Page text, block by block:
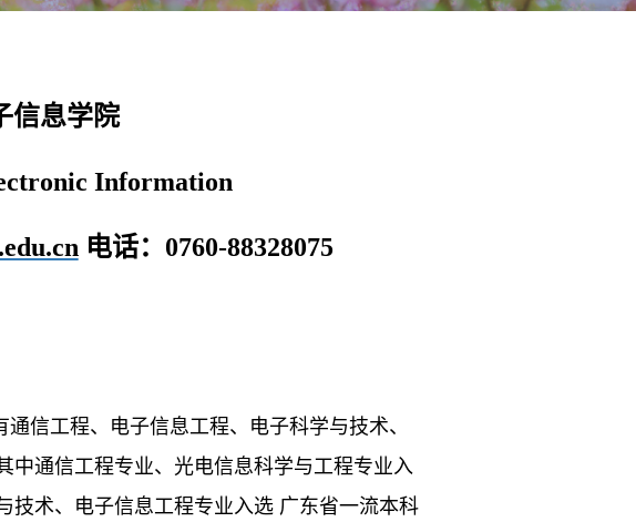
信息学院
Information
电话：0760-88328075
通信工程、电子信息工程、电子科学与技术、
中通信工程专业、光电信息科学与工程专业入
技术、 电子信息工程专业入选广东省一流本科